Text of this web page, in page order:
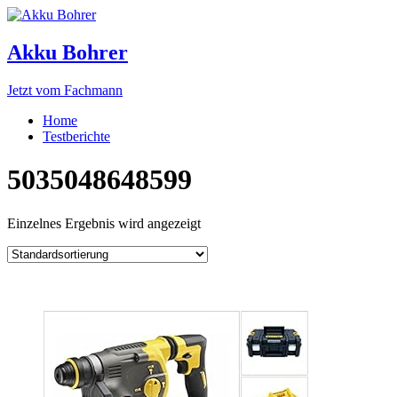
Akku Bohrer
Jetzt vom Fachmann
Home
Testberichte
5035048648599
Einzelnes Ergebnis wird angezeigt